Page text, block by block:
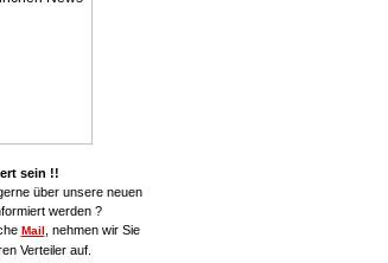
sein !!
über unsere neuen
werden ?
Mail , nehmen wir Sie
Verteiler auf.